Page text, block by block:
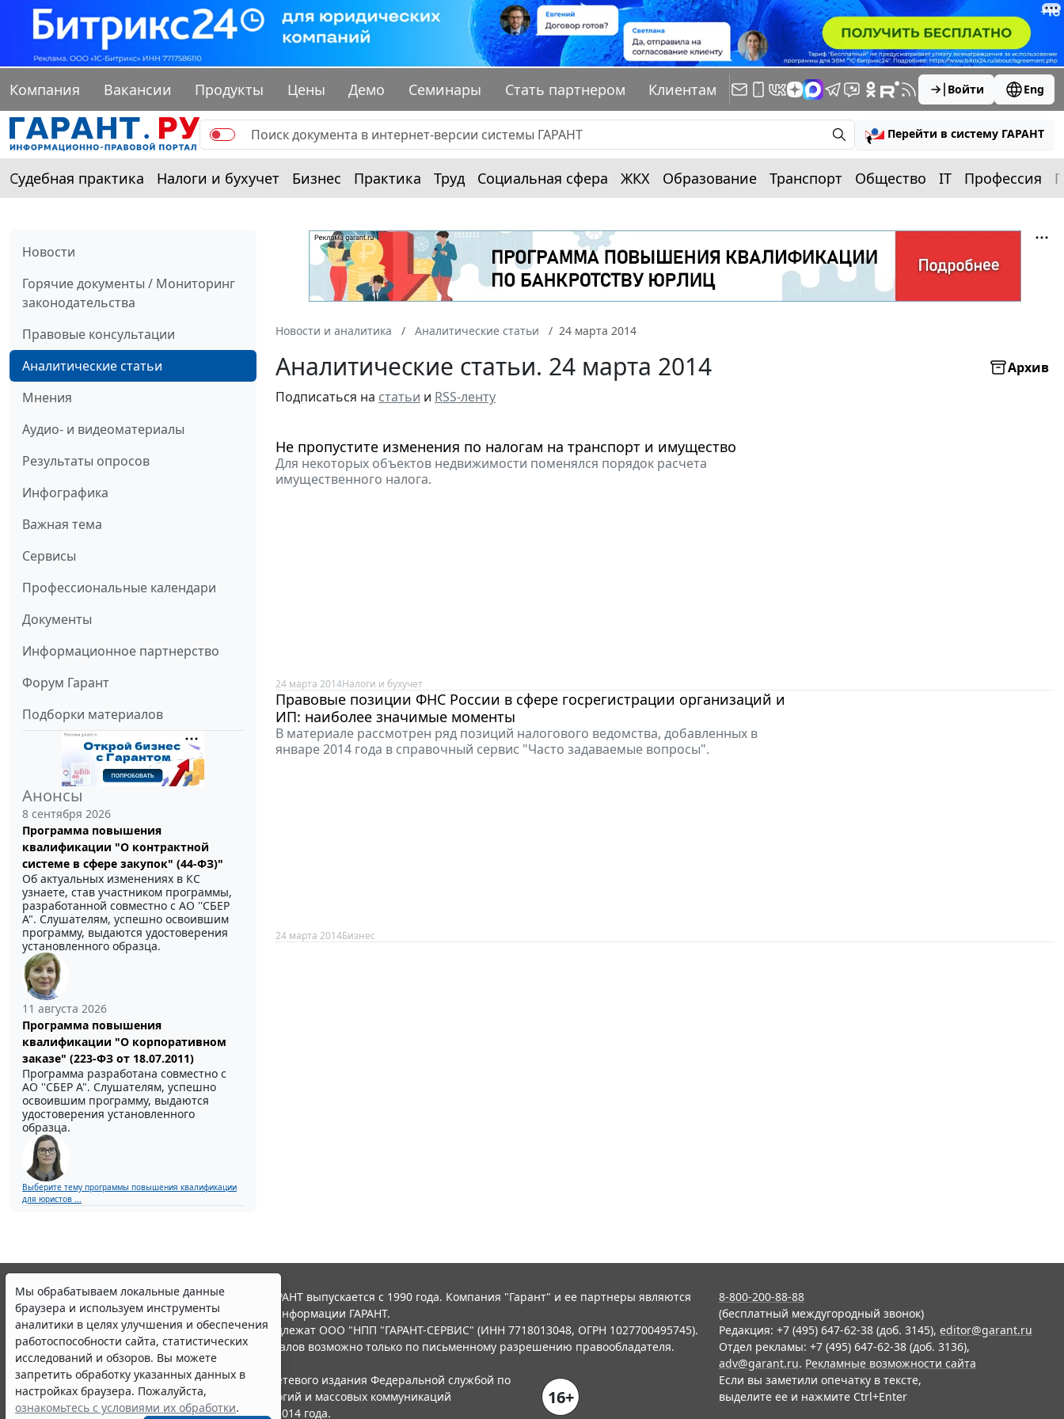
Компания Вакансии Продукты Цены Демо Семинары Стать партнером Клиентам Войти Eng
Перейти в систему ГАРАНТ
Судебная практика Налоги и бухучет Бизнес Практика Труд Социальная сфера ЖКХ Образование Транспорт Общество IT Профессия
Новости
Горячие документы / Мониторинг
законодательства
Правовые консультации
Аналитические статьи
Мнения
Аудио- и видеоматериалы
Результаты опросов
Инфографика
Важная тема
Сервисы
Профессиональные календари
Документы
Информационное партнерство
Форум Гарант
Подборки материалов
Анонсы
8 сентября 2026
Программа повышения
квалификации "О контрактной
системе в сфере закупок" (44-ФЗ)"
Об актуальных изменениях в КС
узнаете, став участником программы,
разработанной совместно с АО ''СБЕР
А". Слушателям, успешно освоившим
программу, выдаются удостоверения
установленного образца.
11 августа 2026
Программа повышения
квалификации "О корпоративном
заказе" (223-ФЗ от 18.07.2011)
Программа разработана совместно с
АО ''СБЕР А". Слушателям, успешно
освоившим программу, выдаются
удостоверения установленного
образца.
Выберите тему программы повышения квалификации
для юристов ...
Новости и аналитика Аналитические статьи 24 марта 2014
Аналитические статьи. 24 марта 2014
Архив
Подписаться на статьи и RSS-ленту
Не пропустите изменения по налогам на транспорт и имущество
Для некоторых объектов недвижимости поменялся порядок расчета
имущественного налога.
24 марта 2014Налоги и бухучет
Правовые позиции ФНС России в сфере госрегистрации организаций и
ИП: наиболее значимые моменты
В материале рассмотрен ряд позиций налогового ведомства, добавленных в
январе 2014 года в справочный сервис "Часто задаваемые вопросы".
24 марта 2014Бизнес
Мы обрабатываем локальные данные
браузера и используем инструменты
аналитики в целях улучшения и обеспечения
работоспособности сайта, статистических
исследований и обзоров. Вы можете
запретить обработку указанных данных в
настройках браузера. Пожалуйста,
ознакомьтесь с условиями их обработки.
© ООО "НПП "ГАРАНТ-СЕРВИС", 2026. Система ГАРАНТ выпускается с 1990 года. Компания "Гарант" и ее партнеры являются
участниками Российской ассоциации правовой информации ГАРАНТ.
Все права на материалы сайта ГАРАНТ.РУ принадлежат ООО "НПП "ГАРАНТ-СЕРВИС" (ИНН 7718013048, ОГРН 1027700495745).
Полное или частичное воспроизведение материалов возможно только по письменному разрешению правообладателя.
Правила использования портала.
Портал ГАРАНТ.РУ зарегистрирован в качестве сетевого издания Федеральной службой по
надзору в сфере связи,информационных технологий и массовых коммуникаций
(Роскомнадзором), Эл № ФС77-58365 от 18 июня 2014 года.
16+
8-800-200-88-88
(бесплатный междугородный звонок)
Редакция: +7 (495) 647-62-38 (доб. 3145), editor@garant.ru
Отдел рекламы: +7 (495) 647-62-38 (доб. 3136),
adv@garant.ru. Рекламные возможности сайта
Если вы заметили опечатку в тексте,
выделите ее и нажмите Ctrl+Enter